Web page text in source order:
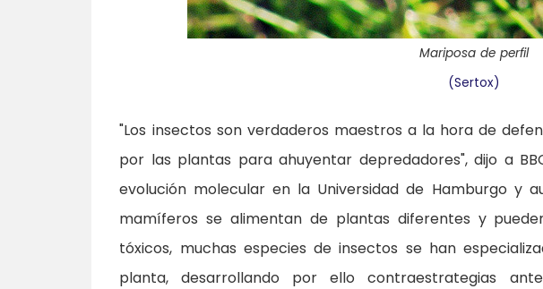
Mariposa de perfil
(Sertox)
"Los insectos son verdaderos maestros a la hora de
por las plantas para ahuyentar depredadores", dijo a
evolución molecular en la Universidad de Hamburgo y
mamíferos se alimentan de plantas diferentes y
tóxicos, muchas especies de insectos se han
planta, desarrollando por ello contraestrategias